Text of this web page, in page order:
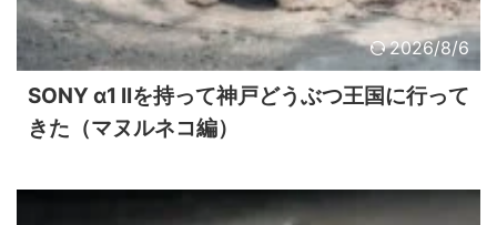
2026/8/6
SONY α1 IIを持って神戸どうぶつ王国に行って
きた（マヌルネコ編）